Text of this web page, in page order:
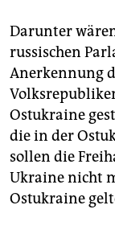
Darunter
russischen
Anerkennung
Ostukraine
die in der
sollen die
Ukraine nicht
Ostukraine